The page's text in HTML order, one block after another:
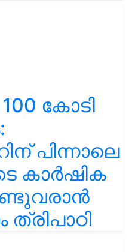
കോടി
പിന്നാലെ
കാർഷിക